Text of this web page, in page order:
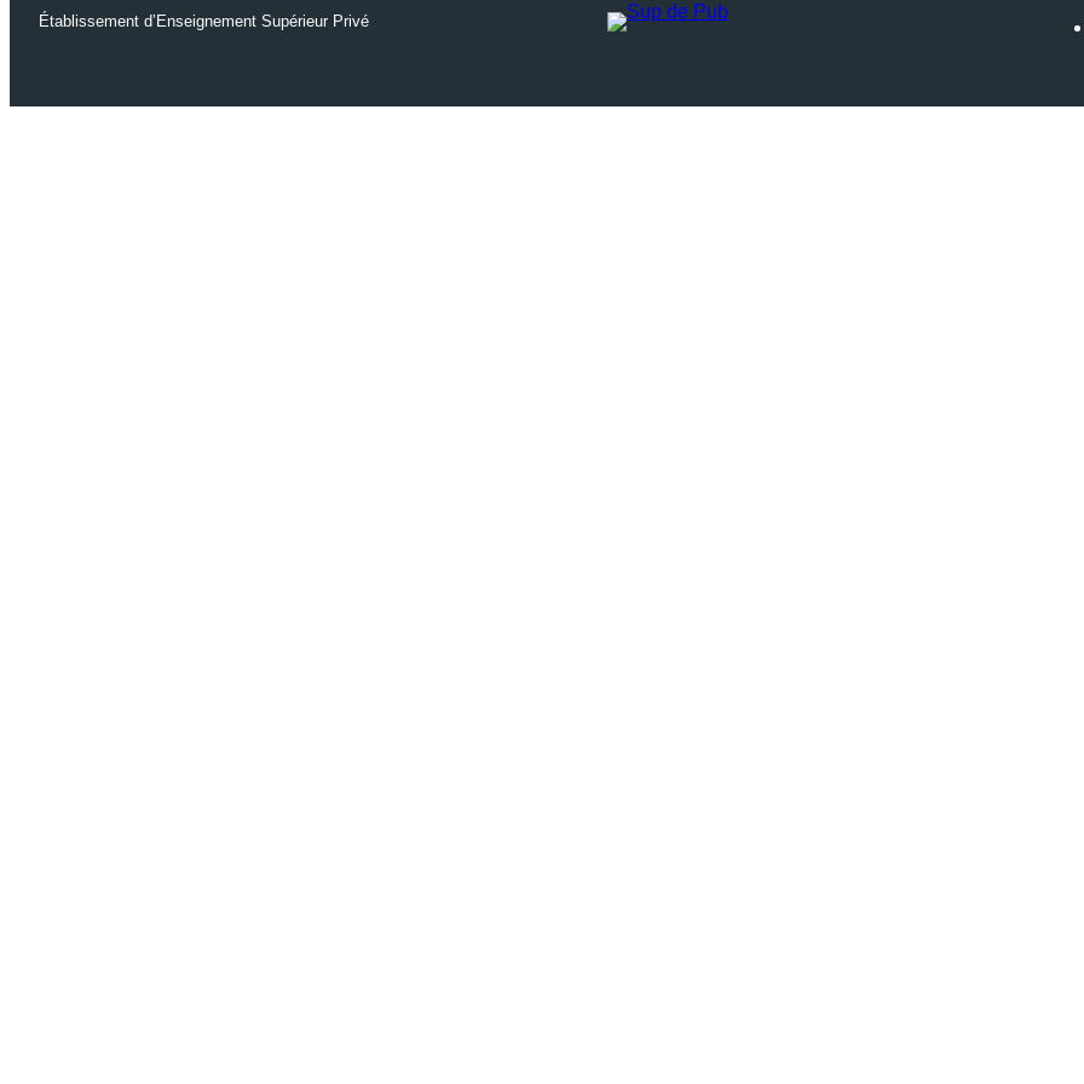
Établissement d’Enseignement Supérieur Privé